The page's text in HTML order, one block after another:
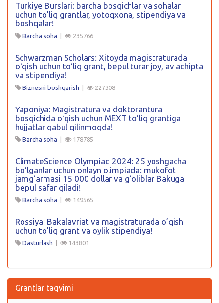
Turkiye Burslari: barcha bosqichlar va sohalar
uchun to’liq grantlar, yotoqxona, stipendiya va
boshqalar!
Barcha soha | 235766
Schwarzman Scholars: Xitoyda magistraturada
oʻqish uchun toʻliq grant, bepul turar joy, aviachipta
va stipendiya!
Biznesni boshqarish | 227308
Yaponiya: Magistratura va doktorantura
bosqichida oʻqish uchun MEXT toʻliq grantiga
hujjatlar qabul qilinmoqda!
Barcha soha | 178785
ClimateScience Olympiad 2024: 25 yoshgacha
boʻlganlar uchun onlayn olimpiada: mukofot
jamgʻarmasi 15 000 dollar va gʻoliblar Bakuga
bepul safar qiladi!
Barcha soha | 149565
Rossiya: Bakalavriat va magistraturada o’qish
uchun to’liq grant va oylik stipendiya!
Dasturlash | 143801
Grantlar taqvimi